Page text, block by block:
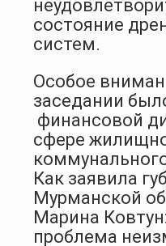
состояние
систем.
Особое
заседании
финансовой
сфере
Как заявила
Мурманской
Марина
проблема